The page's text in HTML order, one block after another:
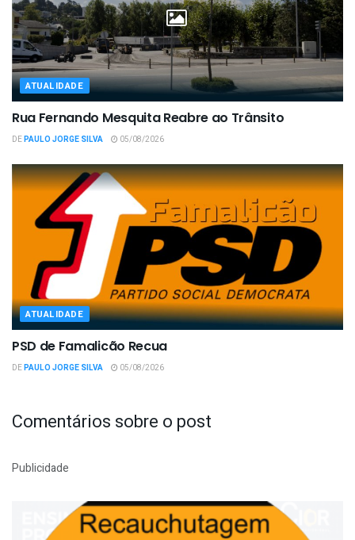
ATUALIDADE
Rua Fernando Mesquita Reabre ao Trânsito
DEPAULO JORGE SILVA 05/08/2026
ATUALIDADE
PSD de Famalicão Recua
DEPAULO JORGE SILVA 05/08/2026
Comentários sobre o post
Publicidade